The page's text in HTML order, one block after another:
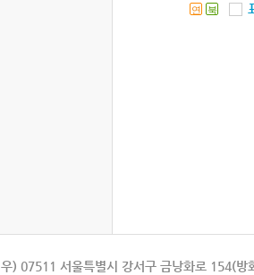
연 북
우) 07511 서울특별시 강서구 금낭화로 154(방